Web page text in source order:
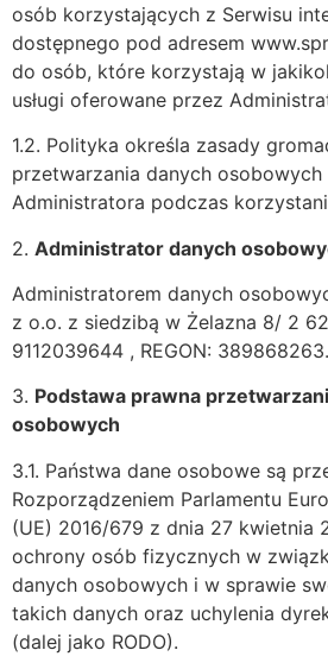
osób korzystających z Serwisu
dostępnego pod adresem
do osób, które korzystają w
usługi oferowane przez
1.2. Polityka określa zasady
przetwarzania danych
Administratora podczas
2. Administrator danych
Administratorem danych
z o.o. z siedzibą w Żelazna 8/ 2
9112039644 , REGON: 389868263.
3. Podstawa prawna
osobowych
3.1. Państwa dane osobowe są
Rozporządzeniem Parlamentu
(UE) 2016/679 z dnia 27 kwietnia
ochrony osób fizycznych w
danych osobowych i w sprawie
takich danych oraz uchylenia
(dalej jako RODO).